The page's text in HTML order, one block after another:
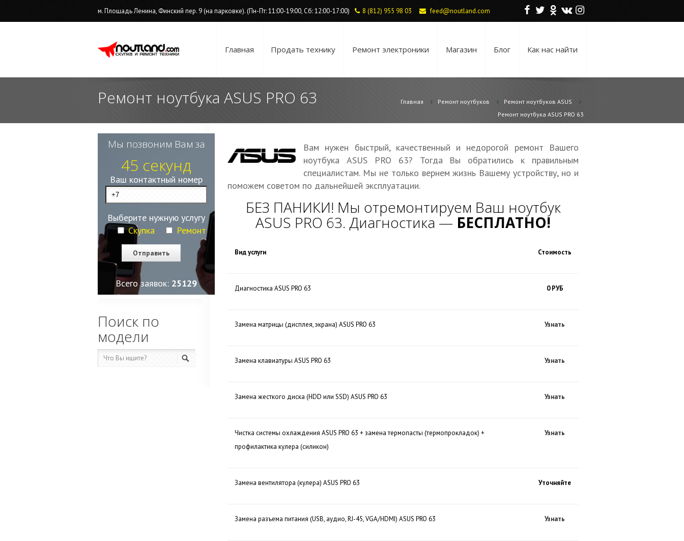
F T O V I
м. Площадь Ленина, Финский пер. 9 (на парковке). (Пн-Пт: 11:00-19:00, Сб: 12:00-17:00) 8 (812) 955 98 03 feed@noutland.com
Главная Продать технику Ремонт электроники Магазин Блог Как нас найти
Ремонт ноутбука ASUS PRO 63 Главная Ремонт ноутбуков
Ремонт ноутбуков ASUS
Ремонт ноутбука ASUS PRO 63
Вам нужен быстрый, качественный и недорогой ремонт Вашего
ноутбука ASUS PRO 63? Тогда Вы обратились к правильным
специалистам. Мы не только вернем жизнь Вашему устройству, но и
поможем советом по дальнейшей эксплуатации.
БЕЗ ПАНИКИ! Мы отремонтируем Ваш ноутбук
ASUS PRO 63. Диагностика — БЕСПЛАТНО!
Вид услуги Стоимость
Диагностика ASUS PRO 63 0 РУБ
Замена матрицы (дисплея, экрана) ASUS PRO 63 Узнать
Замена клавиатуры ASUS PRO 63 Узнать
Замена жесткого диска (HDD или SSD) ASUS PRO 63 Узнать
Чистка системы охлаждения ASUS PRO 63 + замена термопасты (термопрокладок) +
профилактика кулера (силикон)
Узнать
Замена вентилятора (кулера) ASUS PRO 63 Уточняйте
Замена разъема питания (USB, аудио, RJ-45, VGA/HDMI) ASUS PRO 63 Узнать
Мы позвоним Вам за
45 секунд
Ваш контактный номер
Выберите нужную услугу
Скупка
Ремонт
Всего заявок: 25129
Поиск по
модели